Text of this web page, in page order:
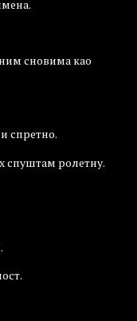
сновима као
спретно.
спуштам ролетну.